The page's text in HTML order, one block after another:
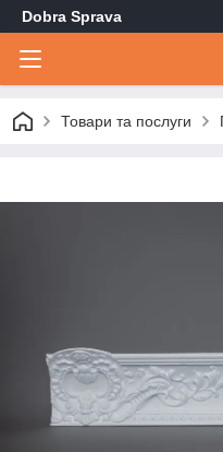
Dobra Sprava
Товари та послуги